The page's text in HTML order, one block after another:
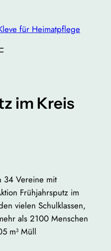
für Heimatpflege
im Kreis
34 Vereine mit
Frühjahrsputz im
vielen Schulklassen,
als 2100 Menschen
m³ Müll